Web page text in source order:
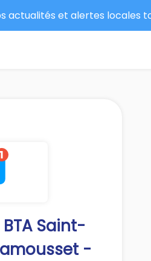
actualités et alertes locales
Saint-
-